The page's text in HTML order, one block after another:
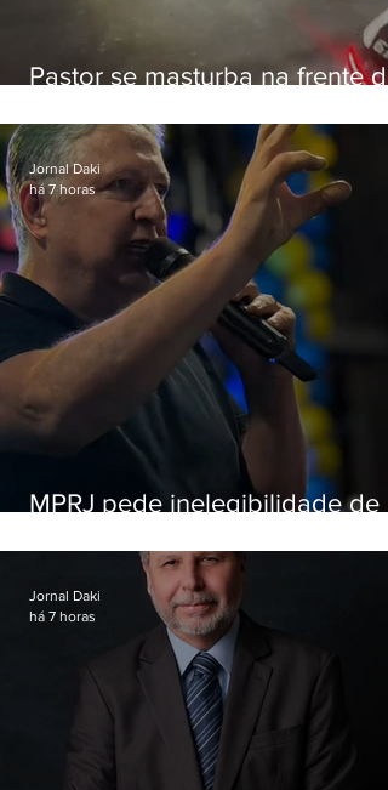
Pastor se masturba na frente de
MPRJ pede inelegibilidade de
Jornal Daki
há 7 horas
Jornal Daki
há 7 horas